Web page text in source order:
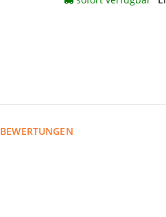
BEWERTUNGEN